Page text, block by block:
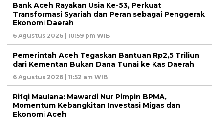
Bank Aceh Rayakan Usia Ke-53, Perkuat
Transformasi Syariah dan Peran sebagai Penggerak
Ekonomi Daerah
6 Agustus 2026 | 10:59 pm WIB
Pemerintah Aceh Tegaskan Bantuan Rp2,5 Triliun
dari Kementan Bukan Dana Tunai ke Kas Daerah
6 Agustus 2026 | 11:52 am WIB
Rifqi Maulana: Mawardi Nur Pimpin BPMA,
Momentum Kebangkitan Investasi Migas dan
Ekonomi Aceh